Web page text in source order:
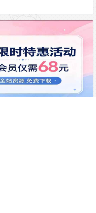
注，均为本站原创发布。
禁止复制、盗用、采集、
体平台。如若本站内容侵
处理。